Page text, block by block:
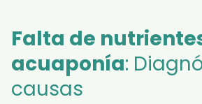
Falta de
acuaponía:
causas